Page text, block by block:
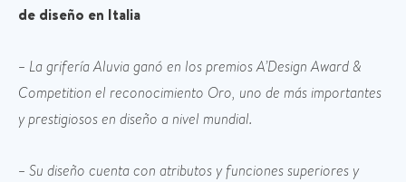
de diseño en Italia
– La grifería Aluvia ganó en los premios A’Design Award &
Competition el reconocimiento Oro, uno de más importantes
y prestigiosos en diseño a nivel mundial.
– Su diseño cuenta con atributos y funciones superiores y